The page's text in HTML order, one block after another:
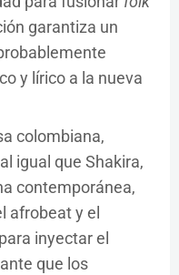
garantiza un
y lírico a la nueva
colombiana,
igual que Shakira,
contemporánea,
afrobeat y el
inyectar el
que los